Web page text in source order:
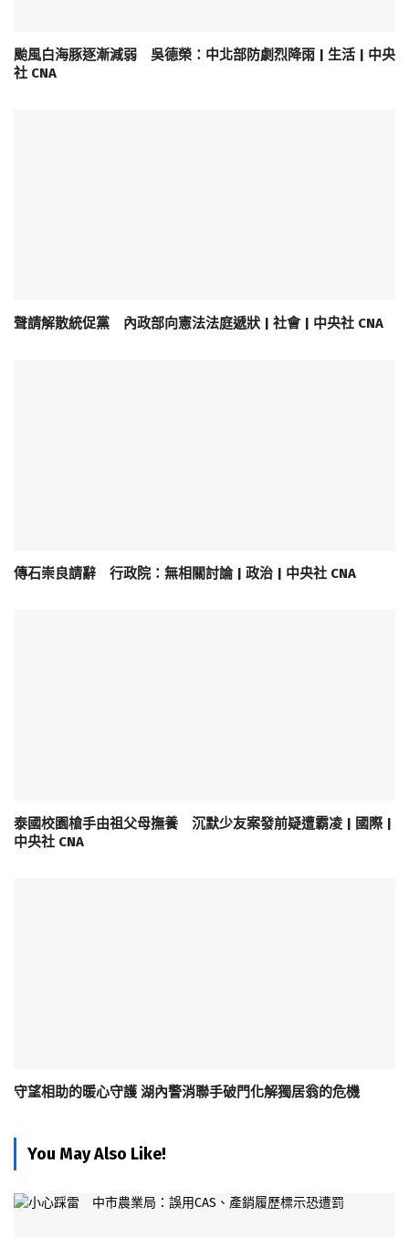
颱風白海豚逐漸減弱 吳德榮：中北部防劇烈降雨 | 生活 | 中央
社 CNA
聲請解散統促黨 內政部向憲法法庭遞狀 | 社會 | 中央社 CNA
傳石崇良請辭 行政院：無相關討論 | 政治 | 中央社 CNA
泰國校園槍手由祖父母撫養 沉默少友案發前疑遭霸凌 | 國際 |
中央社 CNA
守望相助的暖心守護 湖內警消聯手破門化解獨居翁的危機
You May Also Like!